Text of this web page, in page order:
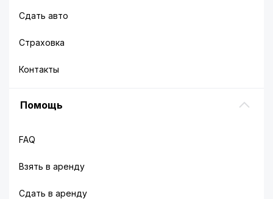
Сдать авто
Страховка
Контакты
Помощь
FAQ
Взять в аренду
Сдать в аренду